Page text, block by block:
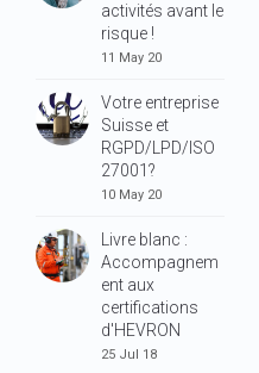
activités avant le
risque !
11 May 20
Votre entreprise
Suisse et
RGPD/LPD/ISO
27001?
10 May 20
Livre blanc :
Accompagnem
ent aux
certifications
d'HEVRON
25 Jul 18